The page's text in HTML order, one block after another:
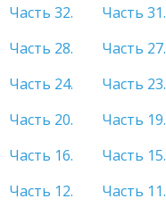
Часть 32. Часть 31.
Часть 28. Часть 27.
Часть 24. Часть 23.
Часть 20. Часть 19.
Часть 16. Часть 15.
Часть 12. Часть 11.